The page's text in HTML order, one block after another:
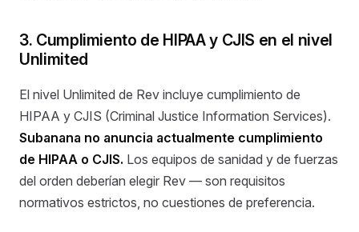
3. Cumplimiento de HIPAA y CJIS en el nivel
Unlimited
El nivel Unlimited de Rev incluye cumplimiento de
HIPAA y CJIS (Criminal Justice Information Services).
Subanana no anuncia actualmente cumplimiento
de HIPAA o CJIS. Los equipos de sanidad y de fuerzas
del orden deberían elegir Rev — son requisitos
normativos estrictos, no cuestiones de preferencia.